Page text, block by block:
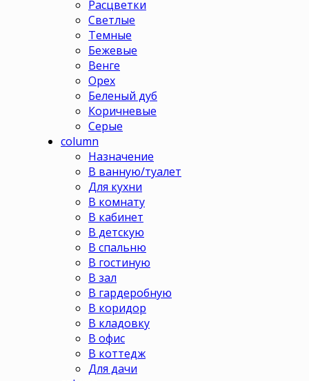
Расцветки
Светлые
Темные
Бежевые
Венге
Орех
Беленый дуб
Коричневые
Серые
column
Назначение
В ванную/туалет
Для кухни
В комнату
В кабинет
В детскую
В спальню
В гостиную
В зал
В гардеробную
В коридор
В кладовку
В офис
В коттедж
Для дачи